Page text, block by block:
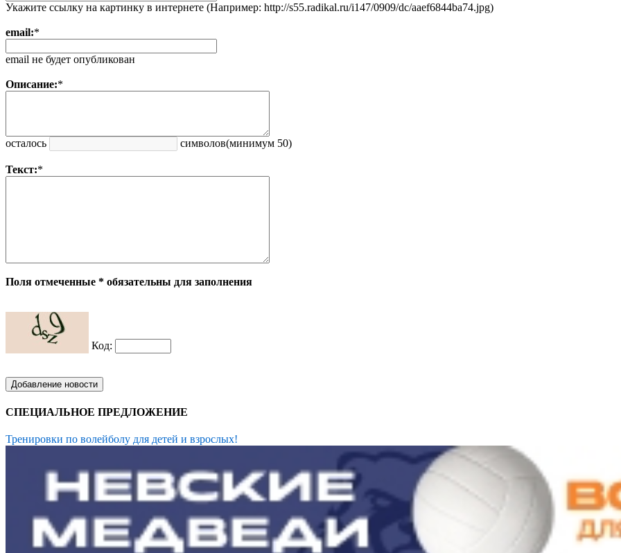
Укажите ссылку на картинку в интернете (Например: http://s55.radikal.ru/i147/0909/dc/aaef6844ba74.jpg)
email:*
email не будет опубликован
Описание:*
осталось символов(минимум 50)
Текст:*
Поля отмеченные * обязательны для заполнения
Код:
СПЕЦИАЛЬНОЕ ПРЕДЛОЖЕНИЕ
Тренировки по волейболу для детей и взрослых!